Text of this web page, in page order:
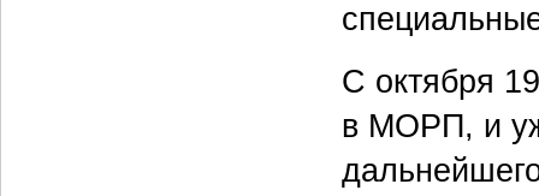
С октября
в МОРП, и